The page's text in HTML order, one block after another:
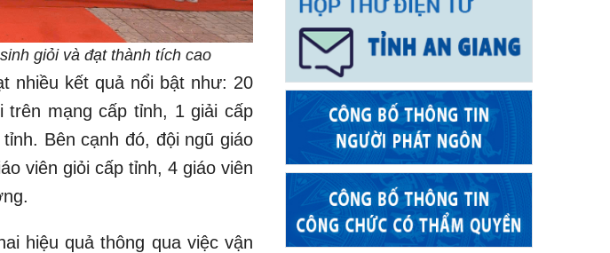
giỏi và đạt thành tích cao
nhiều kết quả nổi bật như: 20
trên mạng cấp tỉnh, 1 giải cấp
Bên cạnh đó, đội ngũ giáo
viên giỏi cấp tỉnh, 4 giáo viên
hiệu quả thông qua việc vận